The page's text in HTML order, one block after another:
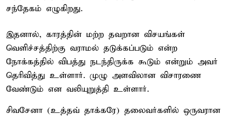
சந்தேகம் எழுகிறது.
இதனால், காரத்தின் மற்ற தவறான விசயங்கள்
வெளிச்சத்திற்கு வராமல் தடுக்கப்படும் என்ற
நோக்கத்தில் விபத்து நடந்திருக்க கூடும் என்றும் அவர்
தெரிவித்து உள்ளார். முழு அளவிலான விசாரணை
வேண்டும் என வலியுறுத்தி உள்ளார்.
சிவசேனா (உத்தவ் தாக்கரே) தலைவர்களில் ஒருவரான